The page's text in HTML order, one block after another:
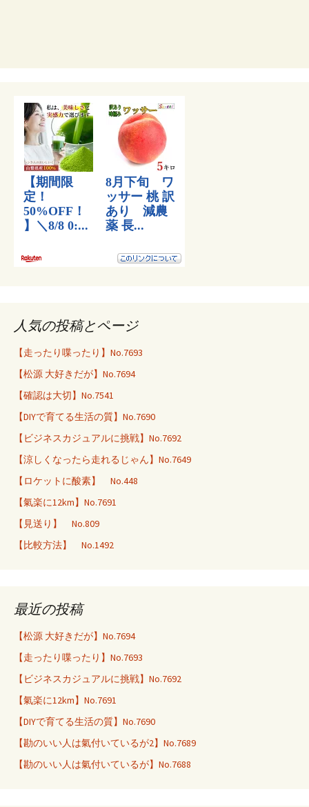
人気の投稿とページ
【走ったり喋ったり】No.7693
【松源 大好きだが】No.7694
【確認は大切】No.7541
【DIYで育てる生活の質】No.7690
【ビジネスカジュアルに挑戦】No.7692
【涼しくなったら走れるじゃん】No.7649
【ロケットに酸素】 No.448
【氣楽に12km】No.7691
【見送り】 No.809
【比較方法】 No.1492
最近の投稿
【松源 大好きだが】No.7694
【走ったり喋ったり】No.7693
【ビジネスカジュアルに挑戦】No.7692
【氣楽に12km】No.7691
【DIYで育てる生活の質】No.7690
【勘のいい人は氣付いているが2】No.7689
【勘のいい人は氣付いているが】No.7688